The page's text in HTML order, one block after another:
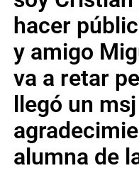
hacer
y amigo
va a retar
llegó un
alumna de